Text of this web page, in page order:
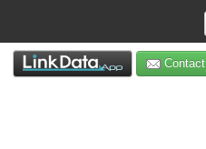
Contact